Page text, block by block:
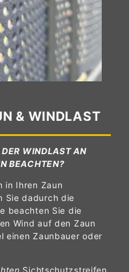
& WINDLAST
WINDLAST AN
BEACHTEN?
in Ihren Zaun
Sie dadurch die
beachten Sie die
Wind auf den Zaun
einen Zaunbauer oder